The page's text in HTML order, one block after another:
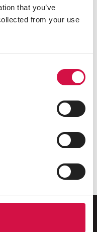
that you’ve
from your use
prendre en